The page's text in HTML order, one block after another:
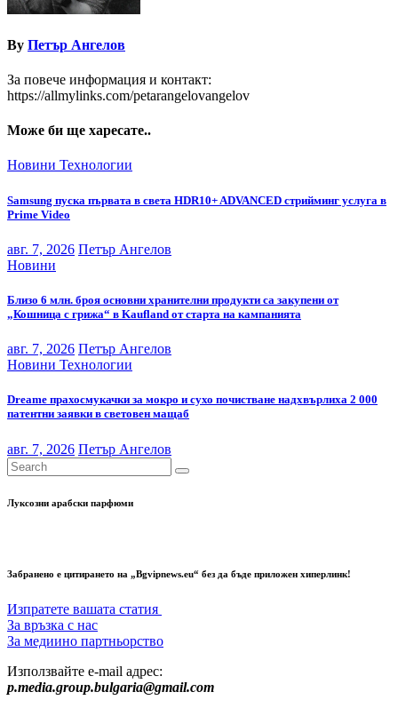
By Петър Ангелов
За повече информация и контакт:
https://allmylinks.com/petarangelovangelov
Може би ще харесате..
Новини Технологии
Samsung пуска първата в света HDR10+ ADVANCED стрийминг услуга в
Prime Video
авг. 7, 2026 Петър Ангелов
Новини
Близо 6 млн. броя основни хранителни продукти са закупени от
„Кошница с грижа“ в Kaufland от старта на кампанията
авг. 7, 2026 Петър Ангелов
Новини Технологии
Dreame прахосмукачки за мокро и сухо почистване надхвърлиха 2 000
патентни заявки в световен мащаб
авг. 7, 2026 Петър Ангелов
Луксозни арабски парфюми
Забранено е цитирането на „Bgvipnews.eu“ без да бъде приложен хиперлинк!
Изпратете вашата статия
За връзка с нас
За медиино партньорство
Използвайте e-mail адрес:
p.media.group.bulgaria@gmail.com